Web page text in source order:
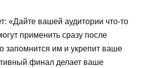
«Дайте вашей аудитории что-то
применить сразу после
запомнится им и укрепит ваше
финал делает ваше